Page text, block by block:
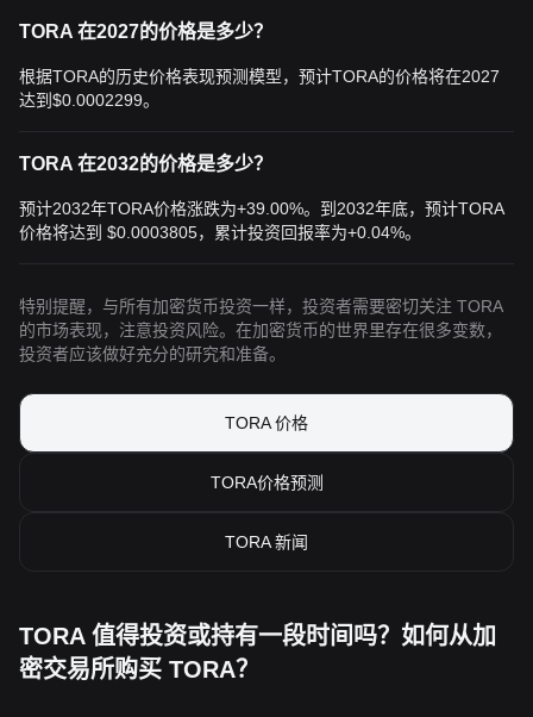
TORA 在2027的价格是多少？
根据TORA的历史价格表现预测模型，预计TORA的价格将在2027
达到 $0.0002299。
TORA 在2032的价格是多少？
预计2032年TORA价格涨跌为+39.00%。到2032年底，预计TORA
价格将达到 $0.0003805，累计投资回报率为+0.04%。
特别提醒，与所有加密货币投资一样，投资者需要密切关注 TORA
的市场表现，注意投资风险。在加密货币的世界里存在很多变数，
投资者应该做好充分的研究和准备。
TORA 价格
TORA价格预测
TORA 新闻
TORA 值得投资或持有一段时间吗？如何从加
密交易所购买 TORA？